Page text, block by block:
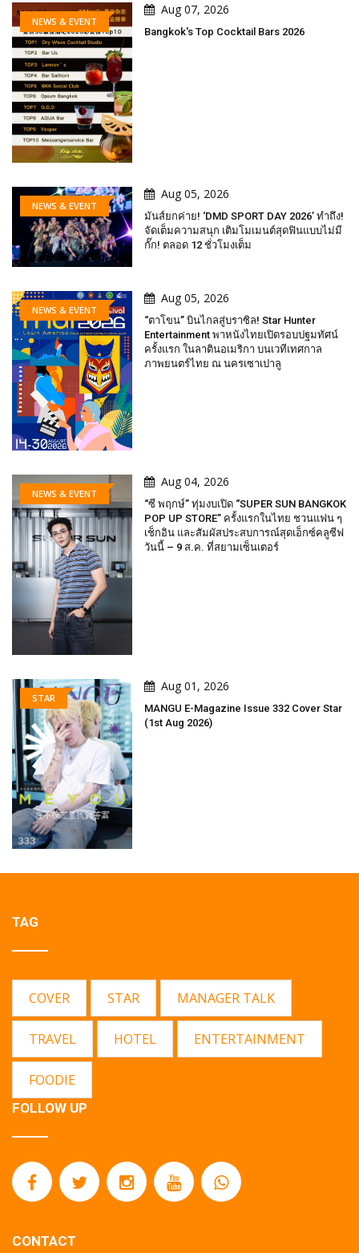
NEWS & EVENT
Aug 07, 2026
Bangkok's Top Cocktail Bars 2026
NEWS & EVENT
Aug 05, 2026
มันส์ยกค่าย! ‘DMD SPORT DAY 2026’ ทำถึง!
จัดเต็มความสนุก เติมโมเมนต์สุดฟินแบบไม่มี
กั๊ก! ตลอด 12 ชั่วโมงเต็ม
NEWS & EVENT
Aug 05, 2026
“ตาโขน” บินไกลสู่บราซิล! Star Hunter
Entertainment พาหนังไทยเปิดรอบปฐมทัศน์
ครั้งแรก ในลาตินอเมริกา บนเวทีเทศกาล
ภาพยนตร์ไทย ณ นครเซาเปาลู
NEWS & EVENT
Aug 04, 2026
“ซี พฤกษ์” ทุ่มงบเปิด “SUPER SUN BANGKOK
POP UP STORE” ครั้งแรกในไทย ชวนแฟน ๆ
เช็กอิน และสัมผัสประสบการณ์สุดเอ็กซ์คลูซีฟ
วันนี้ – 9 ส.ค. ที่สยามเซ็นเตอร์
STAR
Aug 01, 2026
MANGU E-Magazine Issue 332 Cover Star
(1st Aug 2026)
TAG
COVER STAR MANAGER TALK
TRAVEL HOTEL ENTERTAINMENT
FOODIE
FOLLOW UP
CONTACT